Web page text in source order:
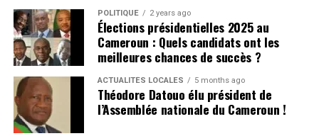
POLITIQUE 2 years ago
Élections présidentielles 2025 au
Cameroun : Quels candidats ont les
meilleures chances de succès ?
ACTUALITÉS LOCALES 5 months ago
Théodore Datouo élu président de
l’Assemblée nationale du Cameroun !